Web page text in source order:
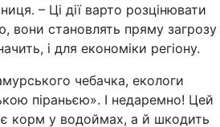
– Ці дії варто розцінювати
вони становлять пряму загрозу
і для економіки регіону.
чебачка, екологи
піраньєю». І недаремно! Цей
корм у водоймах, а й шкодить